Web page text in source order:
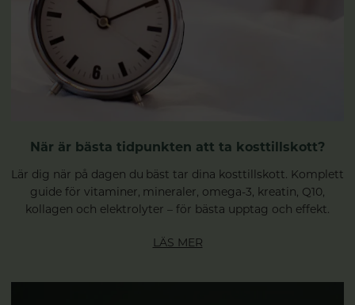
När är bästa tidpunkten att ta kosttillskott?
Lär dig när på dagen du bäst tar dina kosttillskott. Komplett
guide för vitaminer, mineraler, omega-3, kreatin, Q10,
kollagen och elektrolyter – för bästa upptag och effekt.
LÄS MER